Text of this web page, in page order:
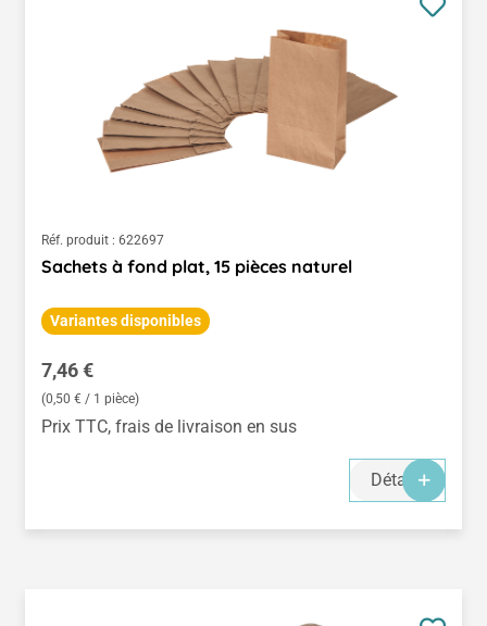
Réf. produit : 622697
Sachets à fond plat, 15 pièces naturel
Variantes disponibles
Prix régulier :
7,46 €
(0,50 € / 1 pièce)
Prix TTC, frais de livraison en sus
Détails